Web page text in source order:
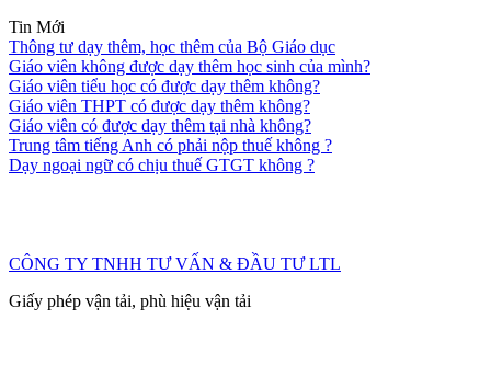
Tin Mới
Thông tư dạy thêm, học thêm của Bộ Giáo dục
Giáo viên không được dạy thêm học sinh của mình?
Giáo viên tiểu học có được dạy thêm không?
Giáo viên THPT có được dạy thêm không?
Giáo viên có được dạy thêm tại nhà không?
Trung tâm tiếng Anh có phải nộp thuế không ?
Dạy ngoại ngữ có chịu thuế GTGT không ?
CÔNG TY TNHH TƯ VẤN & ĐẦU TƯ LTL
Giấy phép vận tải, phù hiệu vận tải